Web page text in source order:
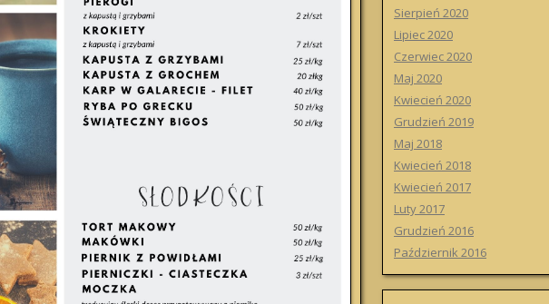
Sierpień 2020
Lipiec 2020
Czerwiec 2020
Maj 2020
Kwiecień 2020
Grudzień 2019
Maj 2018
Kwiecień 2018
Kwiecień 2017
Luty 2017
Grudzień 2016
Październik 2016